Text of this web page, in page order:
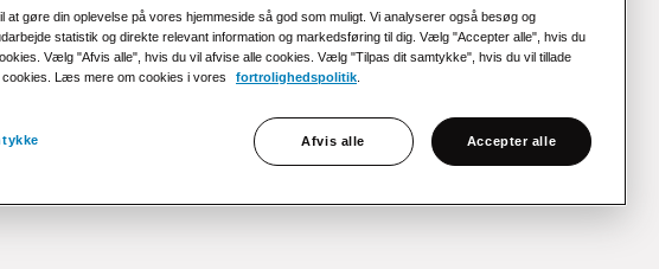
levere endnu mere værdi
at gøre din oplevelse på vores hjemmeside så god som muligt. Vi analyserer også besøg og
statistik og direkte relevant information og markedsføring til dig. Vælg "Accepter alle", hvis du
Vælg "Afvis alle", hvis du vil afvise alle cookies. Vælg "Tilpas dit samtykke", hvis du vil tillade
Læs mere om cookies i vores
fortrolighedspolitik
Afvis alle Accepter alle